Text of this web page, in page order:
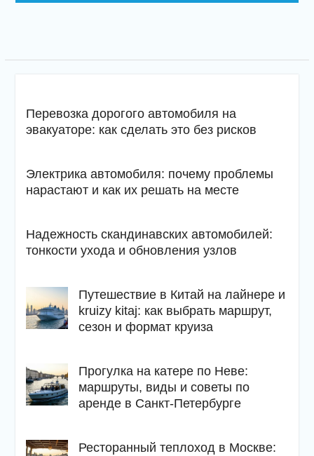
Перевозка дорогого автомобиля на
эвакуаторе: как сделать это без рисков
Электрика автомобиля: почему проблемы
нарастают и как их решать на месте
Надежность скандинавских автомобилей:
тонкости ухода и обновления узлов
Путешествие в Китай на лайнере и
kruizy kitaj: как выбрать маршрут,
сезон и формат круиза
Прогулка на катере по Неве:
маршруты, виды и советы по
аренде в Санкт-Петербурге
Ресторанный теплоход в Москве: